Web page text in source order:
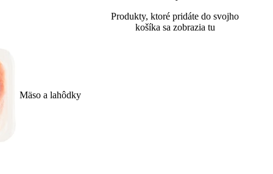
Mäso a lahôdky
Produkty, ktoré pridáte do svojho
košíka sa zobrazia tu